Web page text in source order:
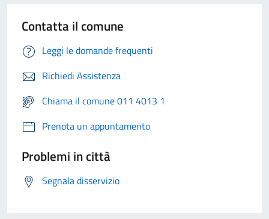
Contatta il comune
Leggi le domande frequenti
Richiedi Assistenza
Chiama il comune 011 4013 1
Prenota un appuntamento
Problemi in città
Segnala disservizio